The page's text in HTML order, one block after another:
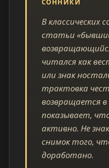
СОННИКИ
В классических
статьи
читался как
или знак
трактовка
возвращается в
показывает,
активно. Не
снимок того,
доработано.